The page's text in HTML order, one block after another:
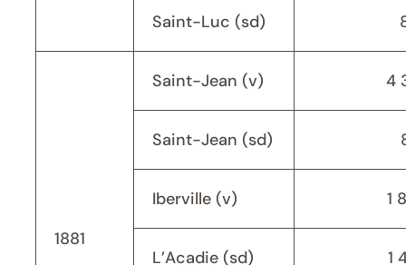
Saint-Luc (sd)
1881
Saint-Jean (v) 4
Saint-Jean (sd)
Iberville (v) 1
L’Acadie (sd) 1